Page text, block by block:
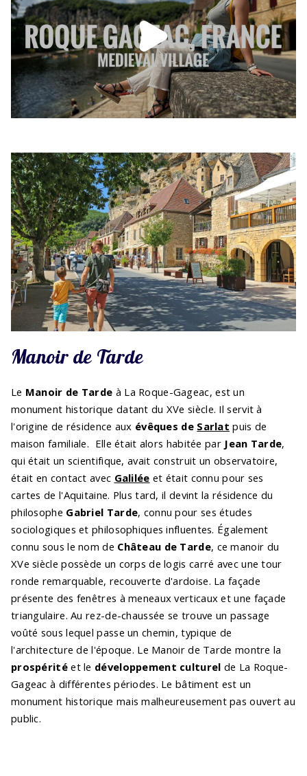
Manoir de Tarde
Le Manoir de Tarde à La Roque-Gageac, est un
monument historique datant du XVe siècle. Il servit à
l'origine de résidence aux évêques de Sarlat puis de
maison familiale. Elle était alors habitée par Jean Tarde,
qui était un scientifique, avait construit un observatoire,
était en contact avec Galilée et était connu pour ses
cartes de l'Aquitaine. Plus tard, il devint la résidence du
philosophe Gabriel Tarde, connu pour ses études
sociologiques et philosophiques influentes. Également
connu sous le nom de Château de Tarde, ce manoir du
XVe siècle possède un corps de logis carré avec une tour
ronde remarquable, recouverte d'ardoise. La façade
présente des fenêtres à meneaux verticaux et une façade
triangulaire. Au rez-de-chaussée se trouve un passage
voûté sous lequel passe un chemin, typique de
l'architecture de l'époque. Le Manoir de Tarde montre la
prospéritéet le développement culturel de La Roque-
Gageac à différentes périodes. Le bâtiment est un
monument historique mais malheureusement pas ouvert au
public.